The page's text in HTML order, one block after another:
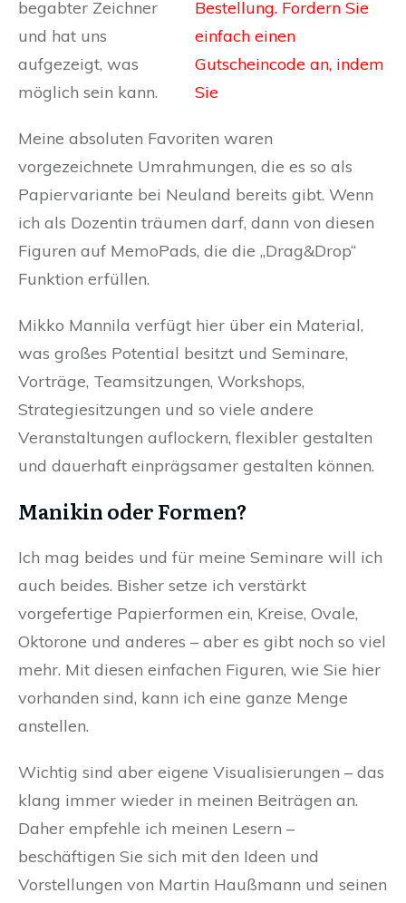
begabter Zeichner
und hat uns
aufgezeigt, was
möglich sein kann.
Meine absoluten Favoriten waren
vorgezeichnete Umrahmungen, die es so als
Papiervariante bei Neuland bereits gibt. Wenn
ich als Dozentin träumen darf, dann von diesen
Figuren auf MemoPads, die die „Drag&Drop“
Funktion erfüllen.
Mikko Mannila verfügt hier über ein Material,
was großes Potential besitzt und Seminare,
Vorträge, Teamsitzungen, Workshops,
Strategiesitzungen und so viele andere
Veranstaltungen auflockern, flexibler gestalten
und dauerhaft einprägsamer gestalten können.
Manikin oder Formen?
Ich mag beides und für meine Seminare will ich
auch beides. Bisher setze ich verstärkt
vorgefertige Papierformen ein, Kreise, Ovale,
Oktorone und anderes – aber es gibt noch so viel
mehr. Mit diesen einfachen Figuren, wie Sie hier
vorhanden sind, kann ich eine ganze Menge
anstellen.
Wichtig sind aber eigene Visualisierungen – das
klang immer wieder in meinen Beiträgen an.
Daher empfehle ich meinen Lesern –
beschäftigen Sie sich mit den Ideen und
Vorstellungen von Martin Haußmann und seinen